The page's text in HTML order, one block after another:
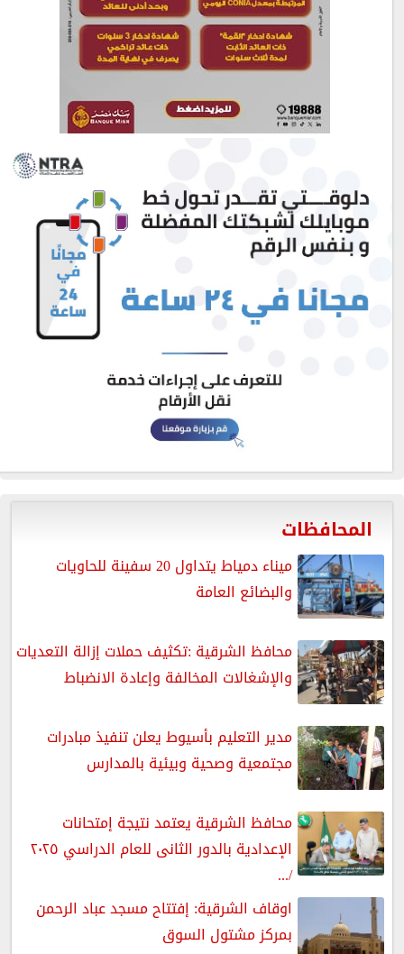
المحافظات
ميناء دمياط يتداول 20 سفينة للحاويات
والبضائع العامة
محافظ الشرقية :تكثيف حملات إزالة التعديات
والإشغالات المخالفة وإعادة الانضباط
مدير التعليم بأسيوط يعلن تنفيذ مبادرات
مجتمعية وصحية وبيئية بالمدارس
محافظ الشرقية يعتمد نتيجة إمتحانات
الإعدادية بالدور الثانى للعام الدراسي ٢٠٢٥
/...
اوقاف الشرقية: إفتتاح مسجد عباد الرحمن
بمركز مشتول السوق